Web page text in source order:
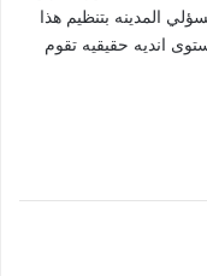
المدينه بتنظيم هذا
انديه حقيقيه تقوم